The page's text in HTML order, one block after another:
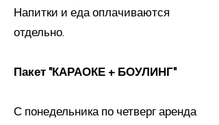
Напитки и еда оплачиваются
отдельно.
Пакет "КАРАОКЕ + БОУЛИНГ"
С понедельника по четверг аренда